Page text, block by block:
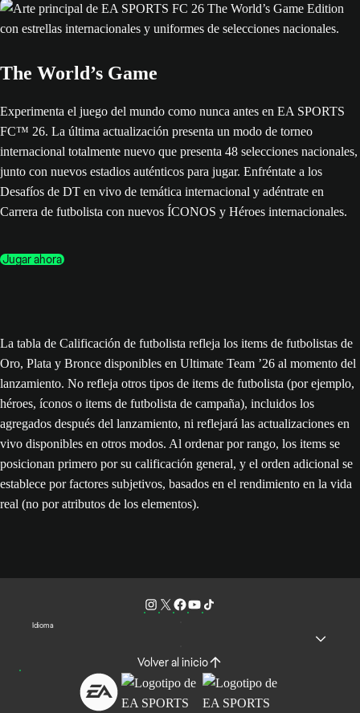
The World’s Game
Experimenta el juego del mundo como nunca antes en EA SPORTS
FC™ 26. La última actualización presenta un modo de torneo
internacional totalmente nuevo que presenta 48 selecciones nacionales,
junto con nuevos estadios auténticos para jugar. Enfréntate a los
Desafíos de DT en vivo de temática internacional y adéntrate en
Carrera de futbolista con nuevos ÍCONOS y Héroes internacionales.
Jugar ahora
La tabla de Calificación de futbolista refleja los items de futbolistas de
Oro, Plata y Bronce disponibles en Ultimate Team ’26 al momento del
lanzamiento. No refleja otros tipos de items de futbolista (por ejemplo,
héroes, íconos o items de futbolista de campaña), incluidos los
agregados después del lanzamiento, ni reflejará las actualizaciones en
vivo disponibles en otros modos. Al ordenar por rango, los items se
posicionan primero por su calificación general, y el orden adicional se
establece por factores subjetivos, basados en el rendimiento en la vida
real (no por atributos de los elementos).
Idioma
Volver al inicio